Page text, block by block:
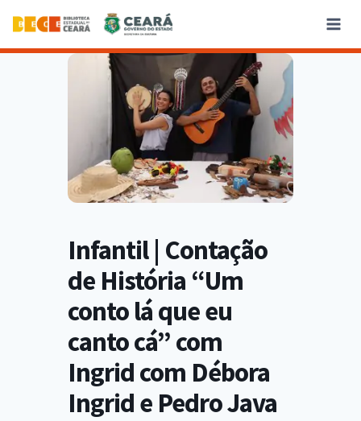
Infantil | Contação
de História “Um
conto lá que eu
canto cá” com
Ingrid com Débora
Ingrid e Pedro Java